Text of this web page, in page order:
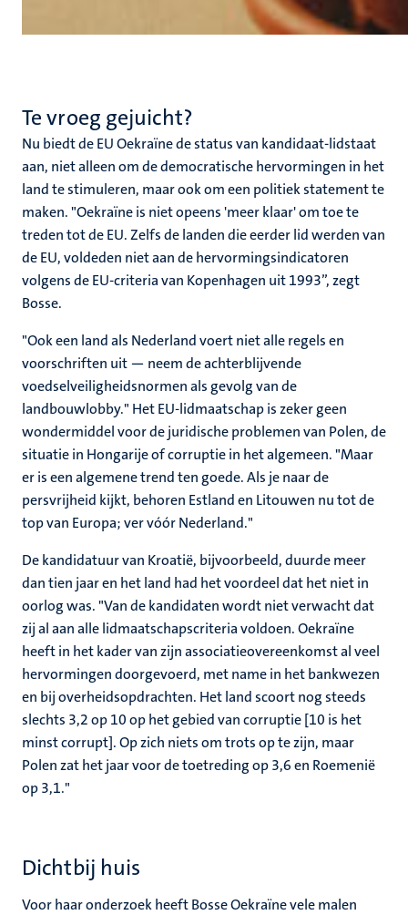
Te vroeg gejuicht?
Nu biedt de EU Oekraïne de status van kandidaat-lidstaat
aan, niet alleen om de democratische hervormingen in het
land te stimuleren, maar ook om een politiek statement te
maken. "Oekraïne is niet opeens 'meer klaar' om toe te
treden tot de EU. Zelfs de landen die eerder lid werden van
de EU, voldeden niet aan de hervormingsindicatoren
volgens de EU-criteria van Kopenhagen uit 1993”, zegt
Bosse.
"Ook een land als Nederland voert niet alle regels en
voorschriften uit — neem de achterblijvende
voedselveiligheidsnormen als gevolg van de
landbouwlobby." Het EU-lidmaatschap is zeker geen
wondermiddel voor de juridische problemen van Polen, de
situatie in Hongarije of corruptie in het algemeen. "Maar
er is een algemene trend ten goede. Als je naar de
persvrijheid kijkt, behoren Estland en Litouwen nu tot de
top van Europa; ver vóór Nederland."
De kandidatuur van Kroatië, bijvoorbeeld, duurde meer
dan tien jaar en het land had het voordeel dat het niet in
oorlog was. "Van de kandidaten wordt niet verwacht dat
zij al aan alle lidmaatschapscriteria voldoen. Oekraïne
heeft in het kader van zijn associatieovereenkomst al veel
hervormingen doorgevoerd, met name in het bankwezen
en bij overheidsopdrachten. Het land scoort nog steeds
slechts 3,2 op 10 op het gebied van corruptie [10 is het
minst corrupt]. Op zich niets om trots op te zijn, maar
Polen zat het jaar voor de toetreding op 3,6 en Roemenië
op 3,1."
Dichtbij huis
Voor haar onderzoek heeft Bosse Oekraïne vele malen